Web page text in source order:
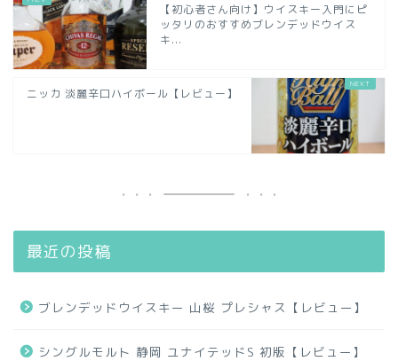
【初心者さん向け】ウイスキー入門にピ
ッタリのおすすめブレンデッドウイス
キ...
ニッカ 淡麗辛口ハイボール【レビュー】
最近の投稿
ブレンデッドウイスキー 山桜 プレシャス【レビュー】
シングルモルト 静岡 ユナイテッドS 初版【レビュー】